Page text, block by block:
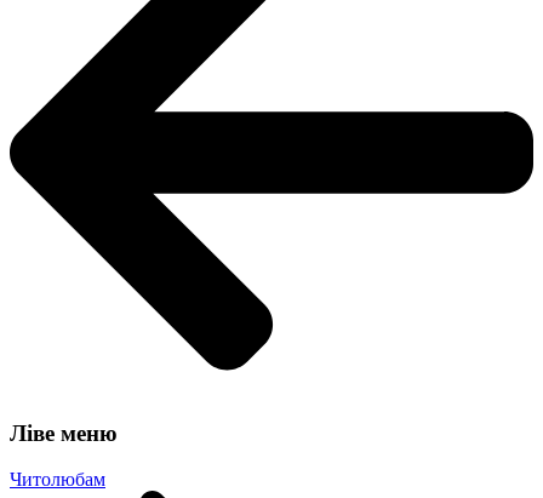
Ліве меню
Читолюбам